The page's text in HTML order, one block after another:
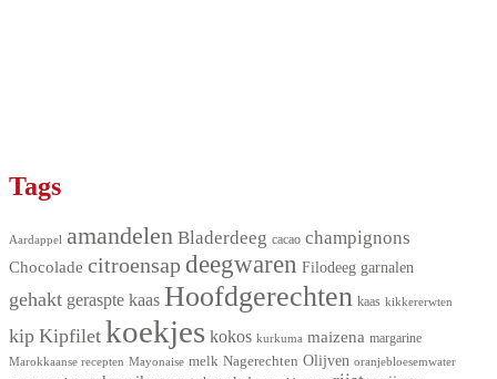
Tags
Aardappel amandelen Bladerdeeg cacao champignons
Chocolade citroensapdeegwaren Filodeeg garnalen
gehakt geraspte kaas Hoofdgerechten kaas kikkererwten
kip Kipfilet koekjes kokos kurkuma maizena margarine
Marokkaanse recepten Mayonaise melk Nagerechten Olijven oranjebloesemwater